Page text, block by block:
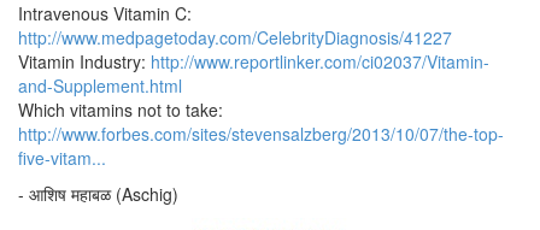
Intravenous Vitamin C:
http://www.medpagetoday.com/CelebrityDiagnosis/41227
Vitamin Industry: http://www.reportlinker.com/ci02037/Vitamin-
and-Supplement.html
Which vitamins not to take:
http://www.forbes.com/sites/stevensalzberg/2013/10/07/the-top-
five-vitam...
- आशिष महाबळ (Aschig)